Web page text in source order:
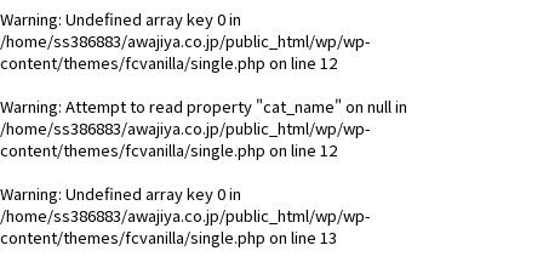
Warning: Undefined array key 0 in
/home/ss386883/awajiya.co.jp/public_html/wp/wp-
content/themes/fcvanilla/single.php on line 12
Warning: Attempt to read property "cat_name" on null in
/home/ss386883/awajiya.co.jp/public_html/wp/wp-
content/themes/fcvanilla/single.php on line 12
Warning: Undefined array key 0 in
/home/ss386883/awajiya.co.jp/public_html/wp/wp-
content/themes/fcvanilla/single.php on line 13